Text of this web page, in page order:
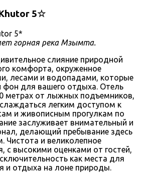
Khutor 5☆
горная река Мзымта.
слияние природной
комфорта, окруженное
лесами и водопадами, которые
для вашего отдыха. Отель
метрах от лыжных подъемников,
легким доступом к
и живописным прогулкам по
заслуживает внимательный и
делающий пребывание здесь
Чистота и великолепное
с высокими оценками от гостей,
как места для
и отдыха на лоне природы.